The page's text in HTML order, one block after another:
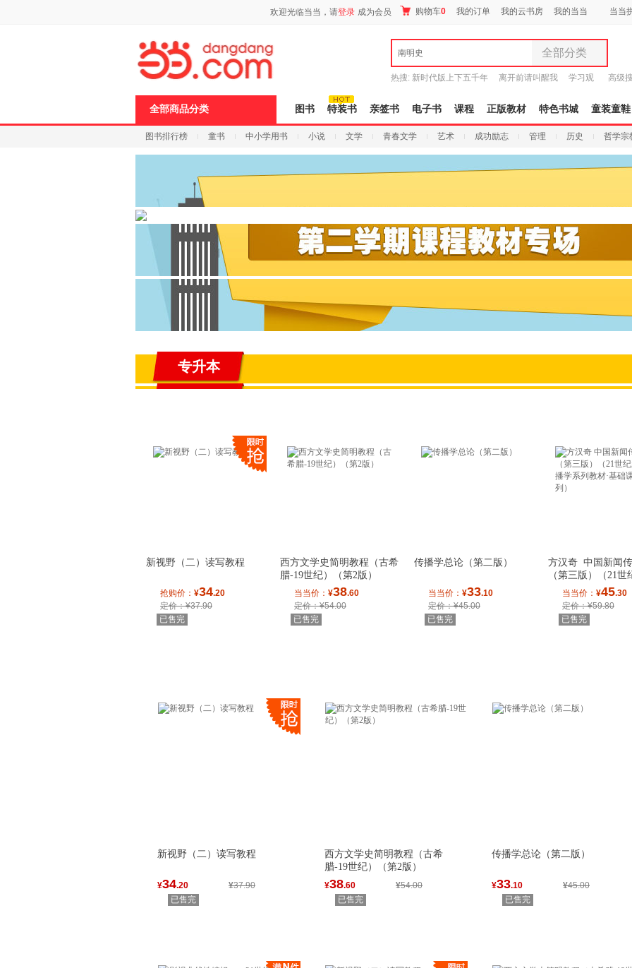
欢迎光临当当，请登录 成为会员 购物车0 我的订单 我的云书房 我的当当 当当
南明史 全部分类
全部分类
图书
电子书
音像
玩具
孕婴服饰
童装童鞋
家居日用
家具装饰
鞋
电脑办公
大家电
家用电器
热搜: 新时代版上下五千年 离开前请叫醒我
学习观
高级
全部商品分类 图书 特装书 亲签书 电子书 课程 正版教材 特色书城 童装童鞋
图书排行榜 童书 中小学用书 小说 文学 青春文学 艺术 成功励志 管理 历史 哲学宗
科技 进口原版 电子书
专升本
新视野（二）读写教程
抢购价： ¥34.20
定价：¥37.90
已售完
西方文学史简明教程（古希
腊-19世纪）（第2版）
当当价： ¥38.60
定价：¥54.00
已售完
传播学总论（第二版）
当当价： ¥33.10
定价：¥45.00
已售完
方汉奇 中国新闻
（第三版）（21世
播学系列教材·
当当价： ¥45.30
定价：¥59.80
已售完
新视野（二）读写教程
¥34.20 ¥37.90
已售完
西方文学史简明教程（古希
腊-19世纪）（第2版）
¥38.60 ¥54.00
已售完
传播学总论（第二版）
¥33.10 ¥45.00
已售完
页